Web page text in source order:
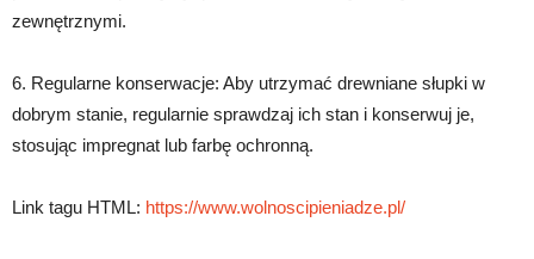
zewnętrznymi.
6. Regularne konserwacje: Aby utrzymać drewniane słupki w
dobrym stanie, regularnie sprawdzaj ich stan i konserwuj je,
stosując impregnat lub farbę ochronną.
Link tagu HTML: https://www.wolnoscipieniadze.pl/